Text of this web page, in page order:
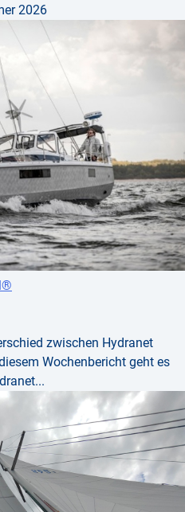
2026
zwischen Hydranet
Wochenbericht geht es